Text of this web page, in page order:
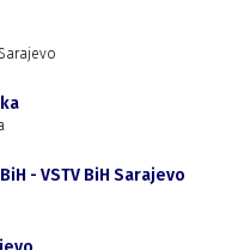
- VSTV BiH Sarajevo